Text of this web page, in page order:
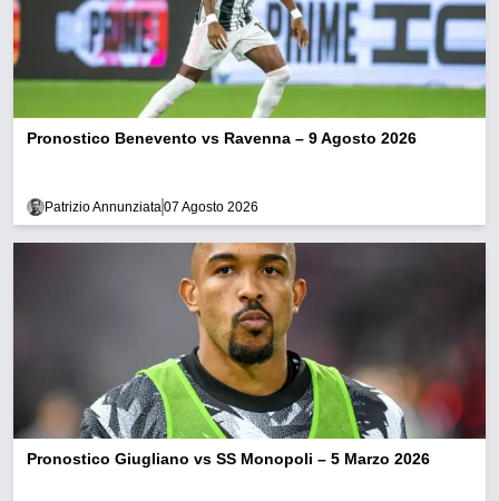
Pronostico Benevento vs Ravenna – 9 Agosto 2026
Patrizio Annunziata 07 Agosto 2026
Pronostico Giugliano vs SS Monopoli – 5 Marzo 2026